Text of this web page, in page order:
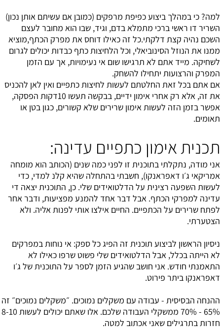
למה? כי במהלך ביצוע כפיפת מרפקים (כמובן אם עשיתם אותן נכון)
השריר דו ראשי ברכי מתמלא בדם, וגיד, שבו הוא מחובר לעצם
השכם נהיה קצת דלקתי.כל זה כאילו דוחס את מפרק הכתף,מוציא
ממנו את הנוזל הסינוביאלי, וכל הלחיצות כתף כבדות יכולים לגרום
לשחיקה. מייד אתם לא תרגישו שום אי נעימויות, אך עם הזמן
המפרק והרצועות יתחילו להשחק.
אם אתם בכל זאת החלטתם לעשות לחיצות כתפיים ואין לאן להכניס
את זה, אלא רק אחרי אימון ידיים, בבקשה תעשו 10דקות הפסקה,
אפשר בזמן הזה לעשות אימון שרירים שלא קשורים, כגון בטן או
תאומים.
תכנית אימון כתפיים עדינה:
אני מודה, נתקלתי בתוכנית זו לפני כמה שנים (הכותב הוא מומחה
אמריקאי ג׳ו דאפראנקו), חשבתי בהתחלה שהיא קלנ למדי, כדי
לעשות השפעה רצינית על הדלטואידים שלי. כן, התוכנית יצאה די
עדינה למפרקי הכתף. אבל דבר אחד להמנע מפציעות, ודבר אחר
לפתח שרירים על הכתפיים. החיים אילצו אותי לפנות אליה. ולא
הצטערתי.
ניסיון הראשון לביצוע תוכנית זה הפיג כל ספק: אי נוחות במפרקים
לא הייתה בכלל, אבל הדלטואידים שלי פשוט שרפו כאילו לא
התאמנתי חודש. אני חושב שהגיע הזמן לספר על התוכנית של ג׳ו
דאפראנקו ביתר פירוט.
ההנחה הבסיסית - עבודה עם משקלים נמוכים. ״משקלים נמוכים״ זה
65% - 70% ממשקלי העבודה שלכם. אלו שאתם יכולים לעשות 8-10
חזרות בתרגילים שאני אכתוב למטה.